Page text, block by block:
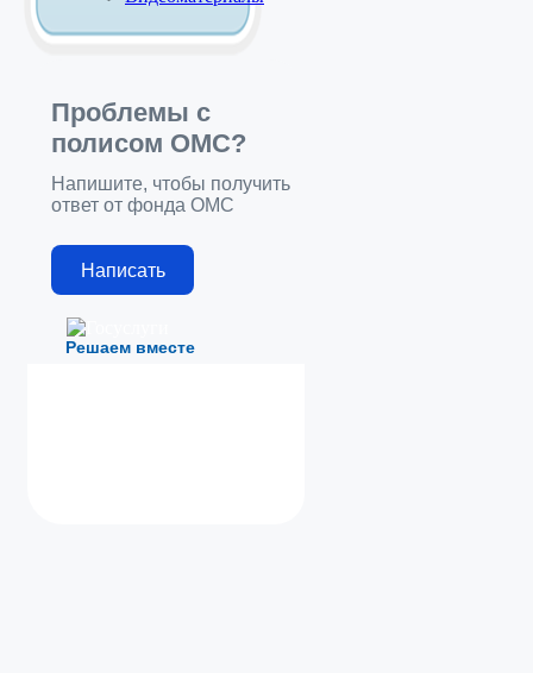
Решаем вместе
Проблемы с
полисом ОМС?
Напишите, чтобы получить
ответ от фонда ОМС
Написать